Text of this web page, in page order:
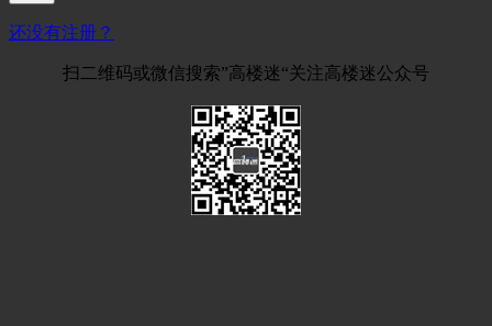
还没有注册？
扫二维码或微信搜索”高楼迷“关注高楼迷公众号